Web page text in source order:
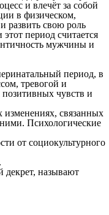
и влечёт за собой
в физическом,
развить свою роль
период считается
мужчины и
период, в
тревогой и
позитивных чувств и
связанных
Психологические
от социокультурного
декрет, называют